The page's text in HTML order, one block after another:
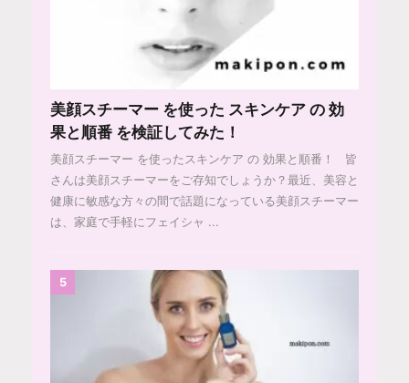
美顔スチーマー を使った スキンケア の 効
果と順番 を検証してみた！
美顔スチーマー を使ったスキンケア の 効果と順番！ 皆
さんは美顔スチーマーをご存知でしょうか？最近、美容と
健康に敏感な方々の間で話題になっている美顔スチーマー
は、家庭で手軽にフェイシャ ...
5